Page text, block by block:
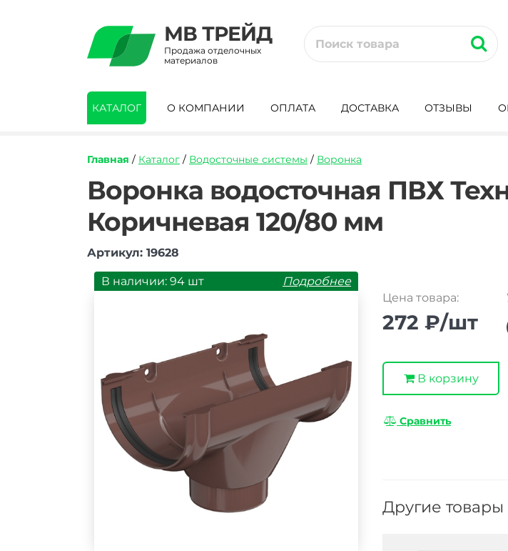
МВ ТРЕЙД
Продажа отделочных
материалов
КАТАЛОГ О КОМПАНИИ ОПЛАТА ДОСТАВКА ОТЗЫВЫ
Главная / Каталог / Водосточные системы / Воронка
https://mvtrade.ru/images/id/normal/voronka-
vodostochnaya-
tekhnonikol-
optima-
korichnevaya-
12080-
mm.jpg
Воронка водосточная ПВХ
Коричневая 120/80 мм
Артикул: 19628
В наличии: 94 шт
Подробнее
Цена товара:
272 ₽/шт
В корзину
Сравнить
Другие